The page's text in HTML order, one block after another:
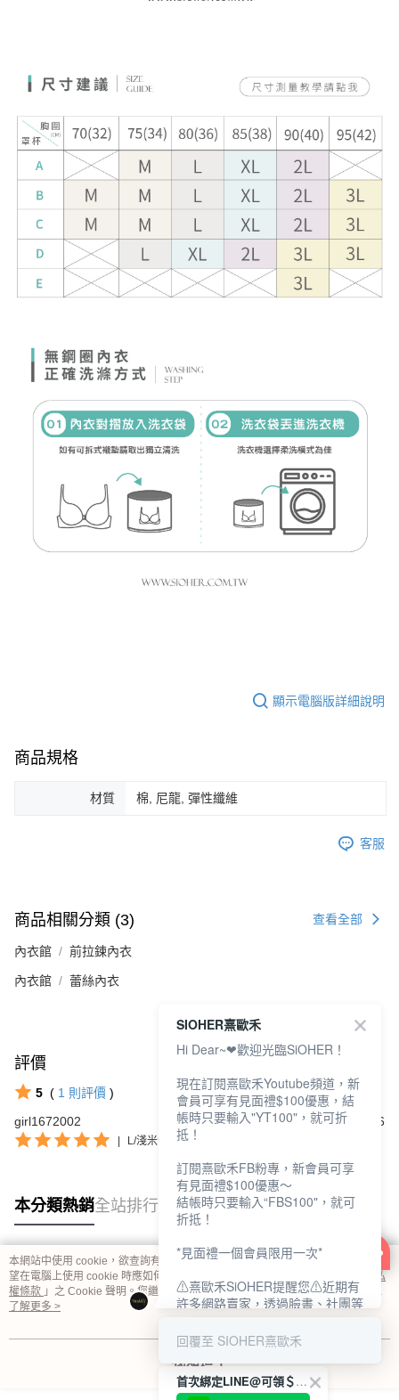
顯示電腦版詳細說明
商品規格
材質 棉, 尼龍, 彈性纖維
客服
商品相關分類 (3) 查看全部
內衣館 前拉鍊內衣
內衣館 蕾絲內衣
評價
5 ( 1 則評價 )
girl1672002
2024/01/06
L/淺米色
本分類熱銷全站排行
熱門標籤
本網站中使用 cookie，欲查詢有關本網站使用 cookie 方式之詳情，及若您不希
望在電腦上使用 cookie 時應如何變更電腦的 cookie 設定，請參閱本網站「
隱私
權條款 」之 Cookie 聲明。您繼續使用本網站即表示您同意本公司得按本網站使
用條款之 Cookie 聲明使用 cookie。
了解更多 >
我知道了
首次綁定LINE@可領＄100折扣優惠
SIOHER熹歐禾
Hi Dear~❤歡迎光臨SiOHER！
現在訂閱熹歐禾Youtube頻道，新
會員可享有見面禮$100優惠，結
帳時只要輸入"YT100"，就可折
抵！
訂閱熹歐禾FB粉專，新會員可享
有見面禮$100優惠～
結帳時只要輸入“FBS100"，就可
折抵！
*見面禮一個會員限用一次*
⚠熹歐禾SiOHER提醒您⚠近期有
許多網路賣家，透過臉書、社團等
SiOHER』品牌授權、或有內部管
消費者上當及受害。
回覆至 SIOHER熹歐禾